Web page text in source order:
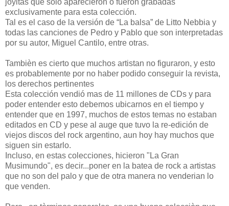
joyitas que solo aparecieron o fueron grabadas
exclusivamente para esta colección.
Tal es el caso de la versión de “La balsa” de Litto Nebbia y
todas las canciones de Pedro y Pablo que son interpretadas
por su autor, Miguel Cantilo, entre otras.
Tambièn es cierto que muchos artistan no figuraron, y esto
es probablemente por no haber podido conseguir la revista,
los derechos pertinentes
Esta colección vendió mas de 11 millones de CDs y para
poder entender esto debemos ubicarnos en el tiempo y
entender que en 1997, muchos de estos temas no estaban
editados en CD y pese al auge que tuvo la re-edición de
viejos discos del rock argentino, aun hoy hay muchos que
siguen sin estarlo.
Incluso, en estas colecciones, hicieron "La Gran
Musimundo", es decir...poner en la batea de rock a artistas
que no son del palo y que de otra manera no venderian lo
que venden.